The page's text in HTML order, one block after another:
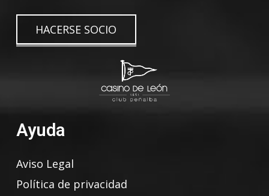
HACERSE SOCIO
Ayuda
Aviso Legal
Política de privacidad